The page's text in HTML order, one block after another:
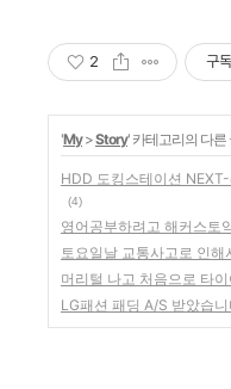
2 구
'My>Story' 카테고리의 다른
HDD 도킹스테이션
(4)
영어공부하려고 해커스토
토요일날 교통사고로 인해
머리털 나고 처음으로 타
LG패션 패딩 A/S 받았습